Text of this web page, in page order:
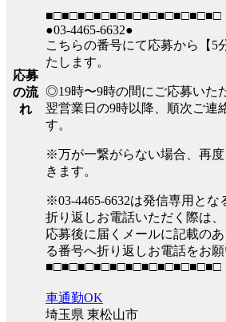
応募
の流
れ
■□■□■□■□■□■□■□■□■□■□■□
●03-4465-6632●
こちらの番号にて応募から【5
たします。
◎19時〜9時の間にご応募いた
翌営業日の9時以降、順次ご連
す。
※万が一繋がらない場合、再
きます。
※03-4465-6632は発信専用とな
折り返しお電話いただく際は、
応募後に届くメールに記載のあ
る番号へ折り返しお電話をお願
■□■□■□■□■□■□■□■□■□■□■□
車通勤OK
埼玉県 東松山市